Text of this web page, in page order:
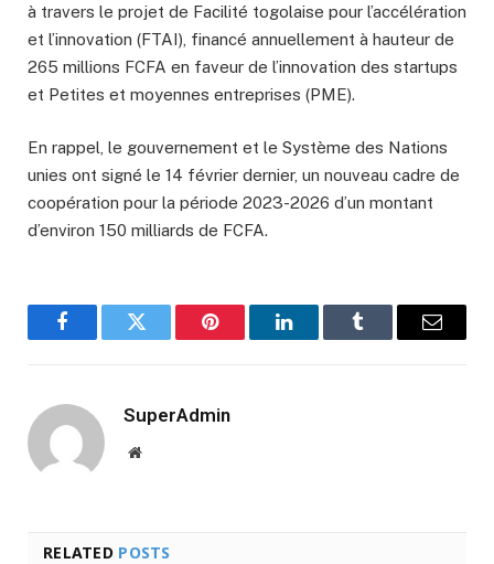
à travers le projet de Facilité togolaise pour l’accélération
et l’innovation (FTAI), financé annuellement à hauteur de
265 millions FCFA en faveur de l’innovation des startups
et Petites et moyennes entreprises (PME).
En rappel, le gouvernement et le Système des Nations
unies ont signé le 14 février dernier, un nouveau cadre de
coopération pour la période 2023-2026 d’un montant
d’environ 150 milliards de FCFA.
FacebookTwitter Pinterest LinkedInTumblr Email
SuperAdmin
Website
RELATED POSTS